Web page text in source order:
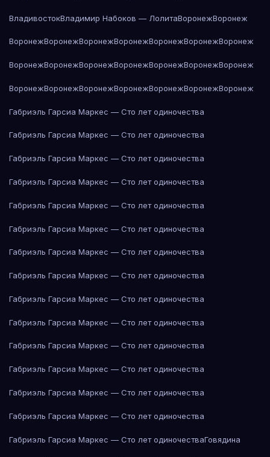
ВладивостокВладимир Набоков — ЛолитаВоронежВоронеж
ВоронежВоронежВоронежВоронежВоронежВоронежВоронеж
ВоронежВоронежВоронежВоронежВоронежВоронежВоронеж
ВоронежВоронежВоронежВоронежВоронежВоронежВоронеж
Габриэль Гарсиа Маркес — Сто лет одиночества
Габриэль Гарсиа Маркес — Сто лет одиночества
Габриэль Гарсиа Маркес — Сто лет одиночества
Габриэль Гарсиа Маркес — Сто лет одиночества
Габриэль Гарсиа Маркес — Сто лет одиночества
Габриэль Гарсиа Маркес — Сто лет одиночества
Габриэль Гарсиа Маркес — Сто лет одиночества
Габриэль Гарсиа Маркес — Сто лет одиночества
Габриэль Гарсиа Маркес — Сто лет одиночества
Габриэль Гарсиа Маркес — Сто лет одиночества
Габриэль Гарсиа Маркес — Сто лет одиночества
Габриэль Гарсиа Маркес — Сто лет одиночества
Габриэль Гарсиа Маркес — Сто лет одиночества
Габриэль Гарсиа Маркес — Сто лет одиночества
Габриэль Гарсиа Маркес — Сто лет одиночестваГовядина